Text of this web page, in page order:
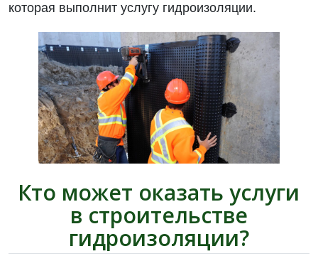
которая выполнит услугу гидроизоляции.
Кто может оказать услуги
в строительстве
гидроизоляции?